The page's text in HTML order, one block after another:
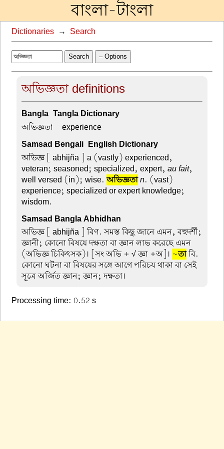
বাংলা-টাংলা
Dictionaries → Search
Search – Options
অভিজ্ঞতা definitions
Bangla-Tangla Dictionary
অভিজ্ঞতা –experience
Samsad Bengali-English Dictionary
অভিজ্ঞ[ abhijña ] a (vastly) experienced,
veteran; seasoned; specialized, expert,au fait,
well versed (in); wise.অভিজ্ঞতাn. (vast)
experience; specialized or expert knowledge;
wisdom.
Samsad Bangla Abhidhan
অভিজ্ঞ[ abhijña ] বিণ. সমস্ত কিছু জানে এমন, বহুদর্শী;
জ্ঞানী; কোনো বিষয়ে দক্ষতা বা জ্ঞান লাভ করেছে এমন
(অভিজ্ঞ চিকিৎসক)। [সং অভি + √ জ্ঞা +অ]। ~তাবি.
কোনো ঘটনা বা বিষয়ের সঙ্গে আগে পরিচয় থাকা বা সেই
সূত্রে অর্জিত জ্ঞান; জ্ঞান; দক্ষতা।
Processing time: 0.52 s